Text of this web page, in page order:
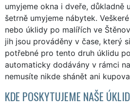
umyjeme okna i dveře, důkladně
šetrně umyjeme nábytek.
nebo úklidy po malířích ve
jih jsou prováděny v čase, který
potřebné pro tento druh úklidu
automaticky dodávány v rámci
nemusíte nikde shánět ani
KDE POSKYTUJEME NAŠE